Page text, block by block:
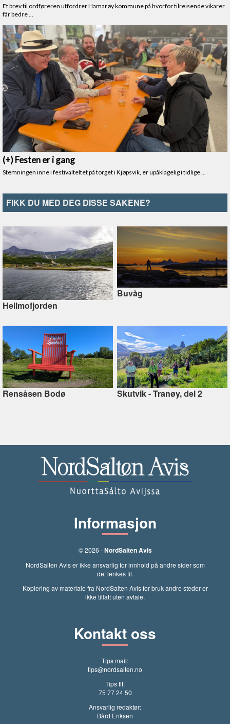
FIKK DU MED DEG DISSE SAKENE?
Hellmofjorden
Buvåg
Rensåsen Bodø Skutvik - Tranøy, del 2
Informasjon
© 2026 -NordSalten Avis
NordSalten Avis er ikke ansvarlig for innhold på andre sider som
det lenkes til.
Kopiering av materiale fra NordSalten Avis for bruk andre steder er
ikke tillatt uten avtale.
Kontakt oss
Tips mail:
tips@nordsalten.no
Tips tlf:
75 77 24 50
Ansvarlig redaktør:
Bård Eriksen